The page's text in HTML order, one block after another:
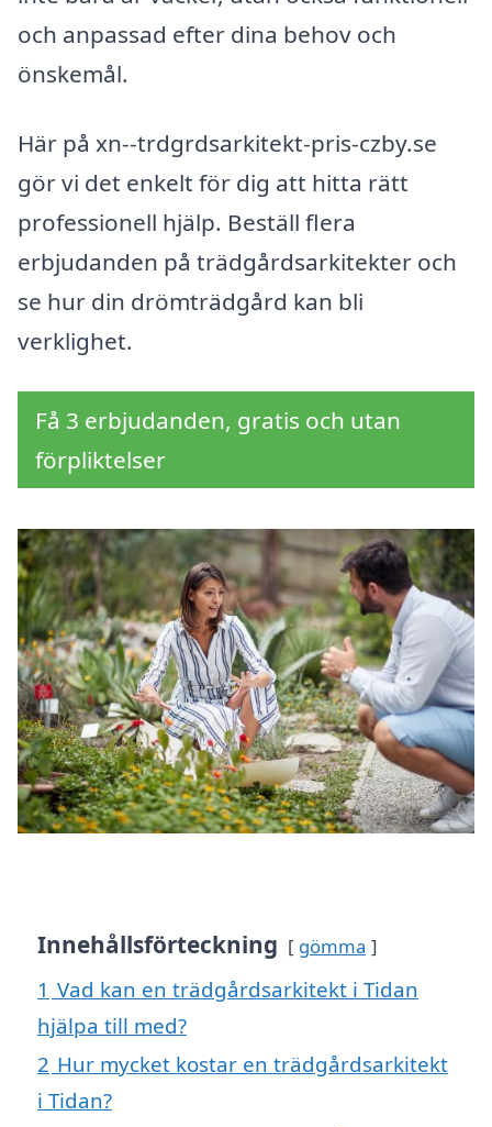
och anpassad efter dina behov och
önskemål.
Här på xn--trdgrdsarkitekt-pris-czby.se
gör vi det enkelt för dig att hitta rätt
professionell hjälp. Beställ flera
erbjudanden på trädgårdsarkitekter och
se hur din drömträdgård kan bli
verklighet.
Få 3 erbjudanden, gratis och utan
förpliktelser
Innehållsförteckning gömma
1 Vad kan en trädgårdsarkitekt i Tidan
hjälpa till med?
2 Hur mycket kostar en trädgårdsarkitekt
i Tidan?